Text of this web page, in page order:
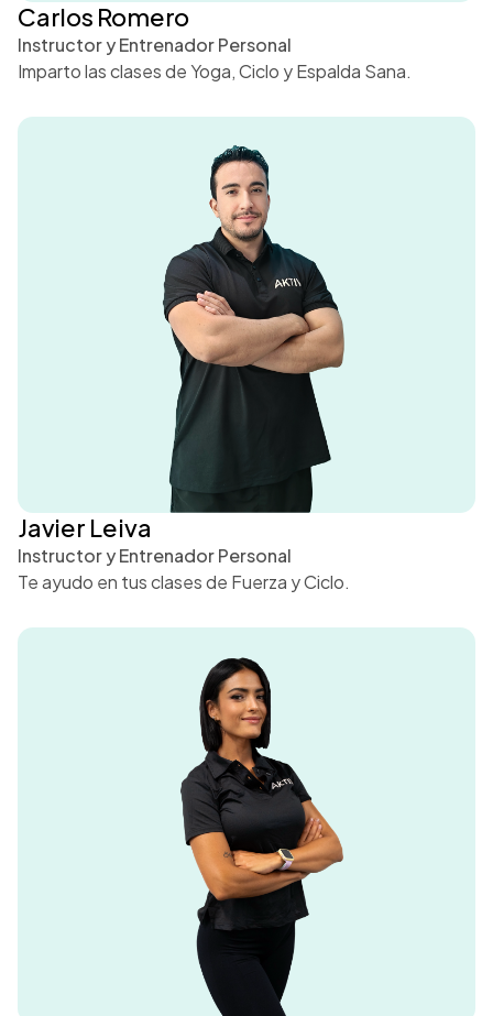
Carlos Romero
Instructor y Entrenador Personal
Imparto las clases de Yoga, Ciclo y Espalda Sana.
Javier Leiva
Instructor y Entrenador Personal
Te ayudo en tus clases de Fuerza y Ciclo.